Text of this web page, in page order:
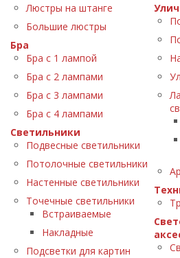
Люстры на штанге
Большие люстры
Бра
Бра с 1 лампой
Бра с 2 лампами
Бра с 3 лампами
Бра с 4 лампами
Светильники
Подвесные светильники
Потолочные светильники
Настенные светильники
Точечные светильники
Встраиваемые
Накладные
Подсветки для картин